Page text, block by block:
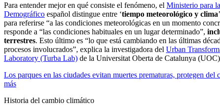
Para entender mejor en qué consiste el fenómeno, el Ministerio para
Demográfico español distingue entre ‘tiempo meteorológico y clima
para referirse “a las condiciones meteorológicas en un momento
responde a “las condiciones habituales en un lugar determinado”,
terrestres. Esto último es “lo que está cambiando en las últimas
procesos involucrados”, explica la investigadora del Urban
Laboratory (Turba Lab) de la Universitat Oberta de Catalunya
Los parques en las ciudades evitan muertes prematuras, protegen
más
Historia del cambio climático